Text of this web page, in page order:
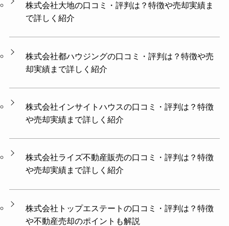
株式会社大地の口コミ・評判は？特徴や売却実績ま
で詳しく紹介
株式会社都ハウジングの口コミ・評判は？特徴や売
却実績まで詳しく紹介
株式会社インサイトハウスの口コミ・評判は？特徴
や売却実績まで詳しく紹介
株式会社ライズ不動産販売の口コミ・評判は？特徴
や売却実績まで詳しく紹介
株式会社トップエステートの口コミ・評判は？特徴
や不動産売却のポイントも解説